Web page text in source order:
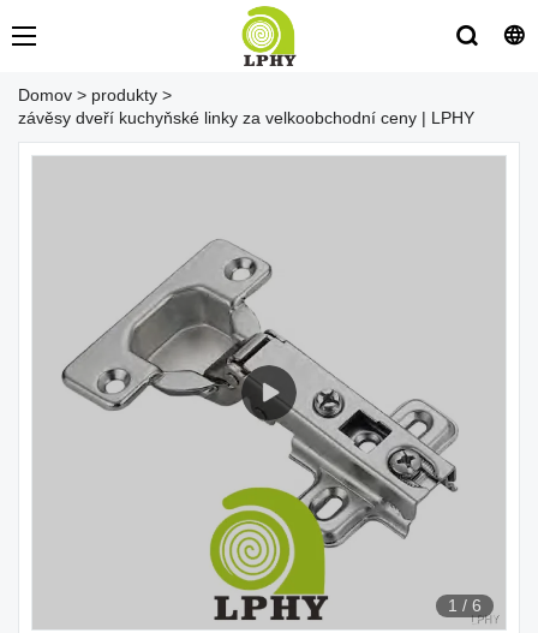
Domov > produkty >
závěsy dveří kuchyňské linky za velkoobchodní ceny | LPHY
1 / 6